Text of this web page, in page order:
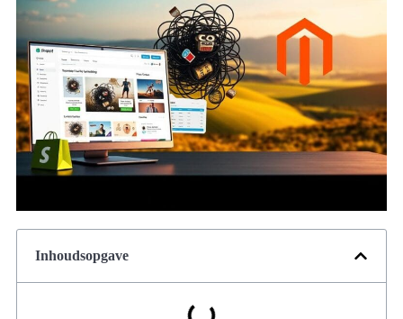
Inhoudsopgave